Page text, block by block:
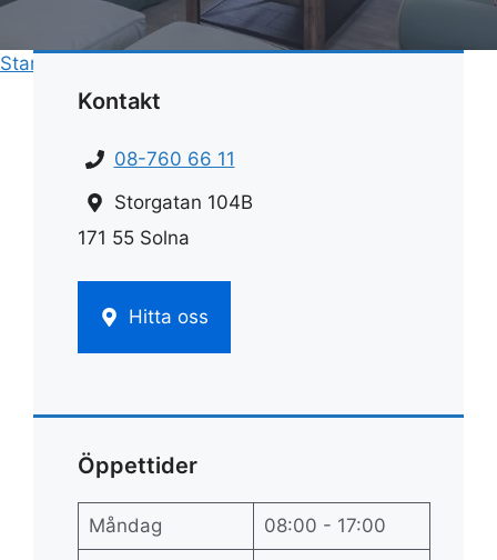
Start
Kontakt
08-760 66 11
Storgatan 104B
171 55 Solna
Hitta oss
Öppettider
Måndag 08:00 - 17:00